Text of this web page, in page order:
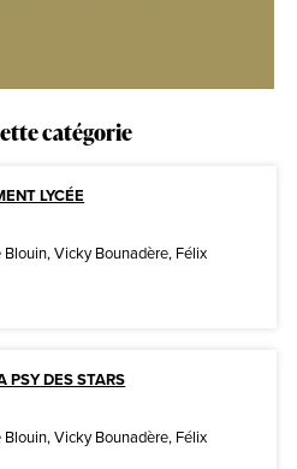
catégorie
LYCÉE
Vicky Bounadère, Félix
PSY DES STARS
Vicky Bounadère, Félix